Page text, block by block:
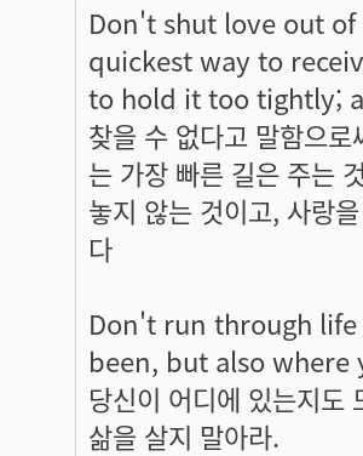
Don't shut love out
quickest way to
to hold it too tightly;
찾을 수 없다고 말함으
는 가장 빠른 길은 주는
놓지 않는 것이고, 사랑
다
Don't run through
been, but also where
당신이 어디에 있는지도
삶을 살지 말아라.